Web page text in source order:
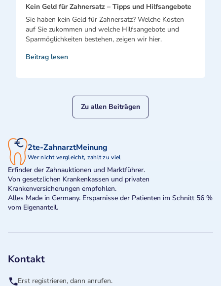
Kein Geld für Zahnersatz – Tipps und Hilfsangebote
Sie haben kein Geld für Zahnersatz? Welche Kosten
auf Sie zukommen und welche Hilfsangebote und
Sparmöglichkeiten bestehen, zeigen wir hier.
Beitrag lesen
Zu allen Beiträgen
2te-ZahnarztMeinung
Wer nicht vergleicht, zahlt zu viel
Erfinder der Zahnauktionen und Marktführer.
Von gesetzlichen Krankenkassen und privaten
Krankenversicherungen empfohlen.
Alles Made in Germany. Ersparnisse der Patienten im Schnitt 56 %
vom Eigenanteil.
Kontakt
Erst registrieren, dann anrufen.